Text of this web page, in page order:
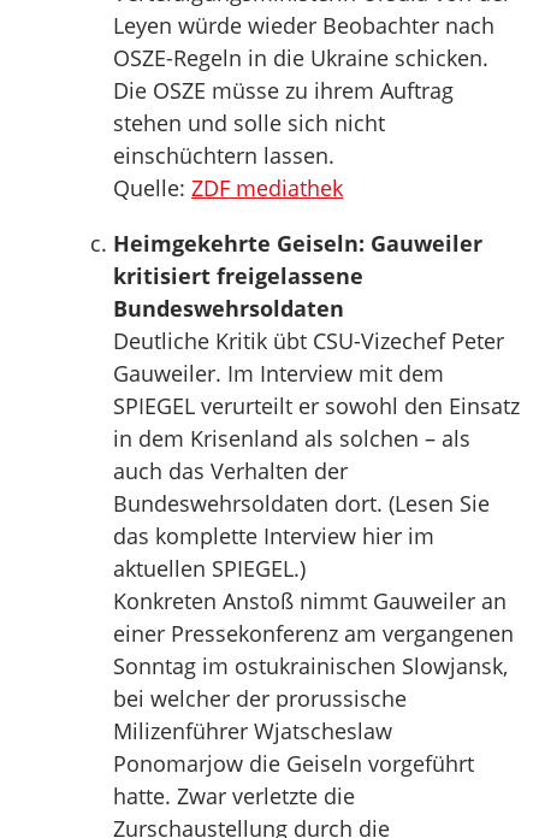
Leyen würde wieder Beobachter nach
OSZE-Regeln in die Ukraine schicken.
Die OSZE müsse zu ihrem Auftrag
stehen und solle sich nicht
einschüchtern lassen.
Quelle: ZDF mediathek
Heimgekehrte Geiseln: Gauweiler
kritisiert freigelassene
Bundeswehrsoldaten
Deutliche Kritik übt CSU-Vizechef Peter
Gauweiler. Im Interview mit dem
SPIEGEL verurteilt er sowohl den Einsatz
in dem Krisenland als solchen – als
auch das Verhalten der
Bundeswehrsoldaten dort. (Lesen Sie
das komplette Interview hier im
aktuellen SPIEGEL.)
Konkreten Anstoß nimmt Gauweiler an
einer Pressekonferenz am vergangenen
Sonntag im ostukrainischen Slowjansk,
bei welcher der prorussische
Milizenführer Wjatscheslaw
Ponomarjow die Geiseln vorgeführt
hatte. Zwar verletzte die
Zurschaustellung durch die